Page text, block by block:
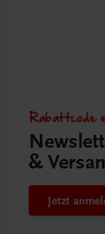
Rabattcode
&
Jetzt